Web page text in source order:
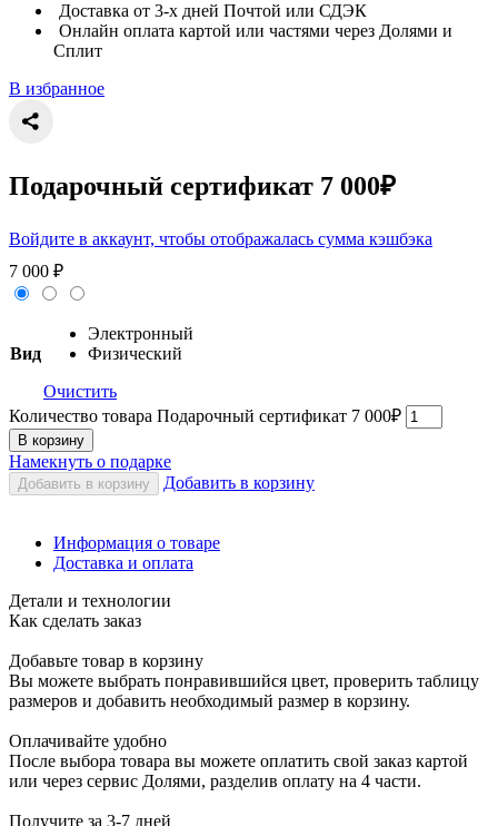
Доставка от 3-х дней Почтой или СДЭК
Онлайн оплата картой или частями через Долями и
Сплит
В избранное
Подарочный сертификат 7 000₽
Войдите в аккаунт, чтобы отображалась сумма кэшбэка
7 000 ₽
Вид
Электронный
Физический
Очистить
Количество товара Подарочный сертификат 7 000₽
В корзину
Намекнуть о подарке
Добавить в корзину Добавить в корзину
Информация о товаре
Доставка и оплата
Детали и технологии
Как сделать заказ
Добавьте товар в корзину
Вы можете выбрать понравившийся цвет, проверить таблицу
размеров и добавить необходимый размер в корзину.
Оплачивайте удобно
После выбора товара вы можете оплатить свой заказ картой
или через сервис Долями, разделив оплату на 4 части.
Получите за 3-7 дней